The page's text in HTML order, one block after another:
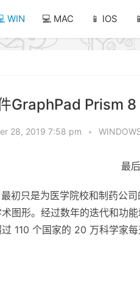
WIN 💻 MAC 📱 IOS
GraphPad Prism 8
28, 2019 7:58 pm •
最
初只是为医学院校和制药公
图形。经过数年的迭代和功
110 个国家的 20 万科学家每